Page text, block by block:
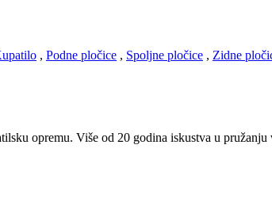
, Podne pločice , Spoljne pločice , Zidne
opremu. Više od 20 godina iskustva u